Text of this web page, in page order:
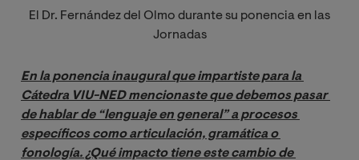
El Dr. Fernández del Olmo durante su ponencia en las
Jornadas
En la ponencia inaugural que impartiste para la
Cátedra VIU-NED mencionaste que debemos pasar
de hablar de “lenguaje en general” a procesos
específicos como articulación, gramática o
fonología. ¿Qué impacto tiene este cambio de